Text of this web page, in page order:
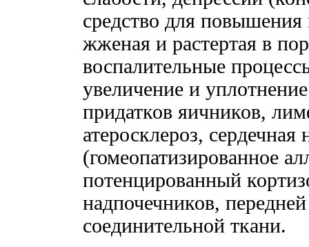
средство для
жженая и растертая в
воспалительные
увеличение и
придатков яичников,
атеросклероз, сердечная
(гомеопатизированное
потенцированный
надпочечников,
соединительной ткани.